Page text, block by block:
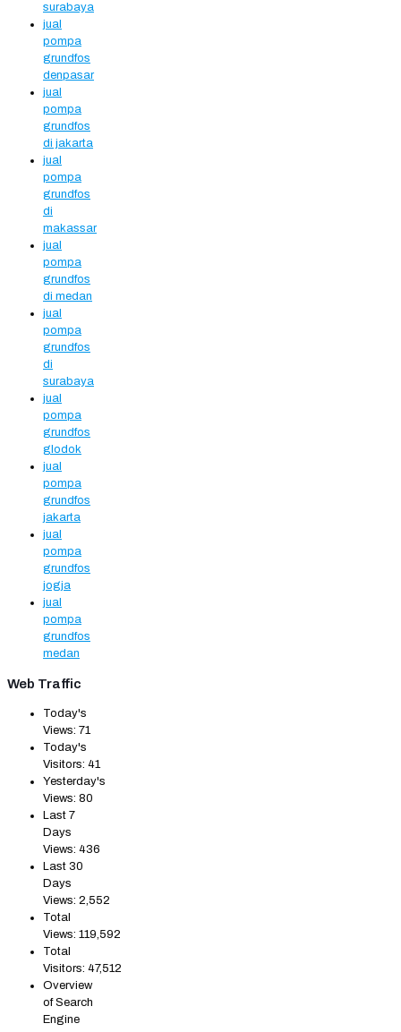
surabaya
jual
pompa
grundfos
denpasar
jual
pompa
grundfos
di jakarta
jual
pompa
grundfos
di
makassar
jual
pompa
grundfos
di medan
jual
pompa
grundfos
di
surabaya
jual
pompa
grundfos
glodok
jual
pompa
grundfos
jakarta
jual
pompa
grundfos
jogja
jual
pompa
grundfos
medan
Web Traffic
Today's
Views: 71
Today's
Visitors: 41
Yesterday's
Views: 80
Last 7
Days
Views: 436
Last 30
Days
Views: 2,552
Total
Views: 119,592
Total
Visitors: 47,512
Overview
of Search
Engine